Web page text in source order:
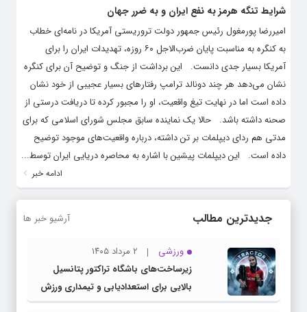
شرایط تنگه هرمز به نفع ایران و به ضرر جهان
امیررضا پورمغول رئیس جمهور دولت تروریستی آمریکا در نامه‌ای خطاب
به کنگره به مناسبت پایان ضرب‌الاجل ۶۰ روزه، تهدیدات ایران را برای
آمریکا بسیار جدی دانست. این برداشت از جنگ و توضیح آن برای کنگره
نشان می‌دهد هر چند دونالد ترامپ رفتارهای بسیار عجیبی از خود نشان
داده است اما در نهایت تیغ واقعیت، او را مجبور کرده تا دریافت درستی از
صحنه داشته باشد. حالا یک نماینده سابق مجلس شورای اسلامی که برای
مدتی هم ردای دیپلمات بر تن داشته، درباره واقعیت‌های موجود توضیح
داده است. این دیپلمات پیشین با اشاره به محاصره دریایی ایران توسط...
ادامه خبر
جدیدترین مطالب آرشیو خبر ها
ورزشی
۲ مرداد ۱۴۰۵
زیرساخت‌های باشگاه تراکتور پتانسیل
بالایی برای استعدادیابی و تیمداری ورزش
بانوان دارد